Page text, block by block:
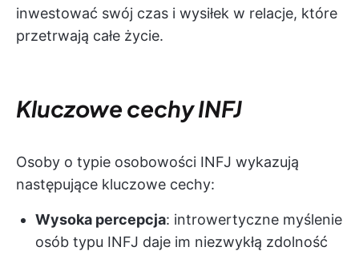
inwestować swój czas i wysiłek w relacje, które
przetrwają całe życie.
Kluczowe cechy INFJ
Osoby o typie osobowości INFJ wykazują
następujące kluczowe cechy:
Wysoka percepcja: introwertyczne myślenie
osób typu INFJ daje im niezwykłą zdolność